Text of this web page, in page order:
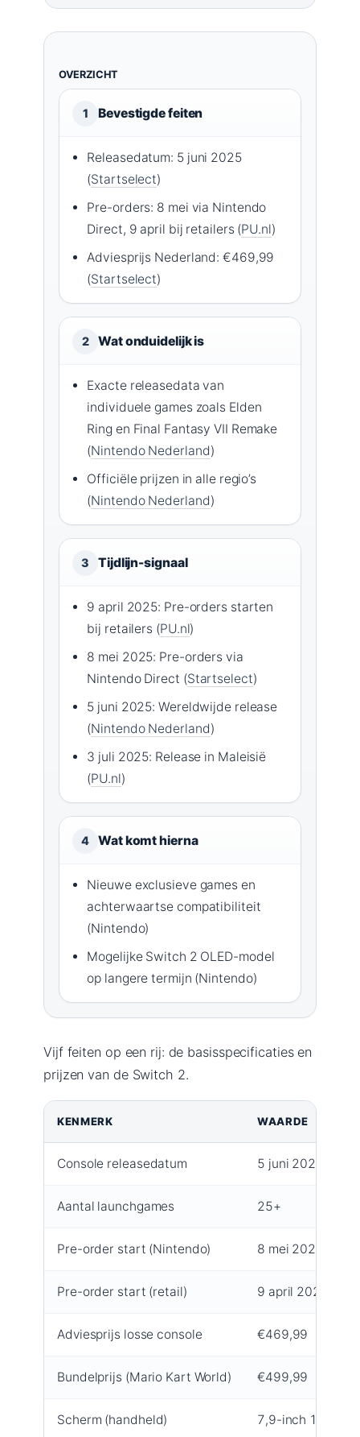
OVERZICHT
1 Bevestigde feiten
Releasedatum: 5 juni 2025
(Startselect)
Pre-orders: 8 mei via Nintendo
Direct, 9 april bij retailers (PU.nl)
Adviesprijs Nederland: €469,99
(Startselect)
2 Wat onduidelijk is
Exacte releasedata van
individuele games zoals Elden
Ring en Final Fantasy VII Remake
(Nintendo Nederland)
Officiële prijzen in alle regio’s
(Nintendo Nederland)
3 Tijdlijn-signaal
9 april 2025: Pre-orders starten
bij retailers (PU.nl)
8 mei 2025: Pre-orders via
Nintendo Direct (Startselect)
5 juni 2025: Wereldwijde release
(Nintendo Nederland)
3 juli 2025: Release in Maleisië
(PU.nl)
4 Wat komt hierna
Nieuwe exclusieve games en
achterwaartse compatibiliteit
(Nintendo)
Mogelijke Switch 2 OLED-model
op langere termijn (Nintendo)
Vijf feiten op een rij: de basisspecificaties en
prijzen van de Switch 2.
KENMERK WAARDE
Console releasedatum 5 juni 2025
Aantal launchgames 25+
Pre-order start (Nintendo) 8 mei 2025
Pre-order start (retail) 9 april 2025
Adviesprijs losse console €469,99
Bundelprijs (Mario Kart World) €499,99
Scherm (handheld) 7,9-inch 1080p